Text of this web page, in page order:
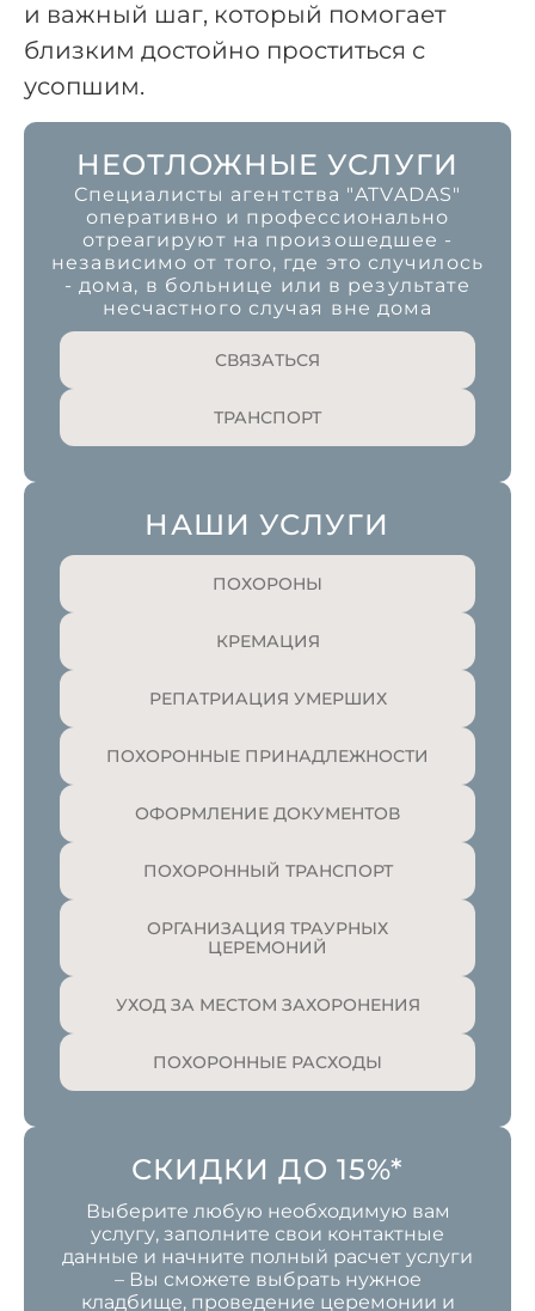
и важный шаг, который помогает
близким достойно проститься с
усопшим.
НЕОТЛОЖНЫЕ УСЛУГИ
Специалисты агентства "ATVADAS"
оперативно и профессионально
отреагируют на произошедшее -
независимо от того, где это случилось
- дома, в больнице или в результате
несчастного случая вне дома
СВЯЗАТЬСЯ
ТРАНСПОРТ
НАШИ УСЛУГИ
ПОХОРОНЫ
КРЕМАЦИЯ
РЕПАТРИАЦИЯ УМЕРШИХ
ПОХОРОННЫЕ ПРИНАДЛЕЖНОСТИ
ОФОРМЛЕНИЕ ДОКУМЕНТОВ
ПОХОРОННЫЙ ТРАНСПОРТ
ОРГАНИЗАЦИЯ ТРАУРНЫХ
ЦЕРЕМОНИЙ
УХОД ЗА МЕСТОМ ЗАХОРОНЕНИЯ
ПОХОРОННЫЕ РАСХОДЫ
СКИДКИ ДО 15%*
Выберите любую необходимую вам
услугу, заполните свои контактные
данные и начните полный расчет услуги
– Вы сможете выбрать нужное
кладбище, проведение церемонии и